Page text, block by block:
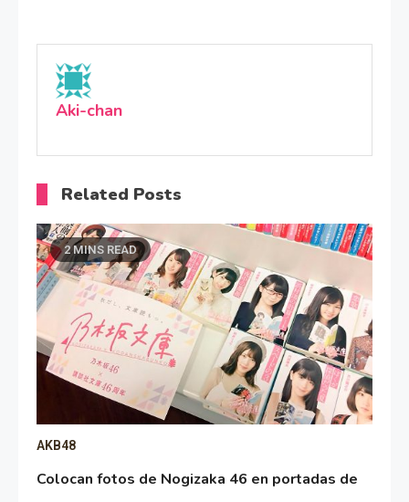
Aki-chan
Related Posts
2 MINS READ
AKB48
Colocan fotos de Nogizaka 46 en portadas de